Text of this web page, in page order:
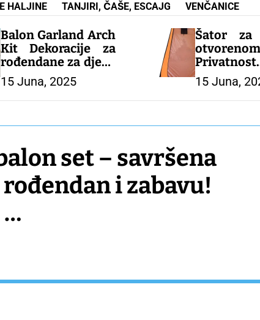
HALJINE TANJIRI, ČAŠE, ESCAJG VENČANICE
Balon Garland Arch
Kit Dekoracije za
rođendane za djecu
i odrasle Globos
Potrepštine za
svadbene zabave
Shower Boy –
PROSLAVU
15 Juna, 2025
Šator
otvorenom
Privatnost
Ribolov
–
PROSLAVE
15 Juna,
set – savršena
i zabavu!